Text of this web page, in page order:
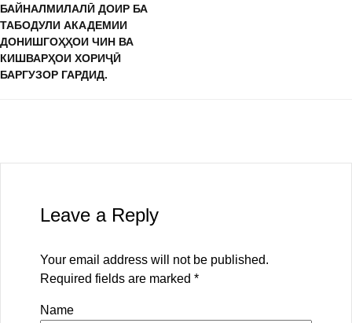
БАЙНАЛМИЛАЛӢ ДОИР БА
ТАБОДУЛИ АКАДЕМИИ
ДОНИШГОҲҲОИ ЧИН ВА
КИШВАРҲОИ ХОРИҶӢ
БАРГУЗОР ГАРДИД.
Leave a Reply
Your email address will not be published.
Required fields are marked *
Name